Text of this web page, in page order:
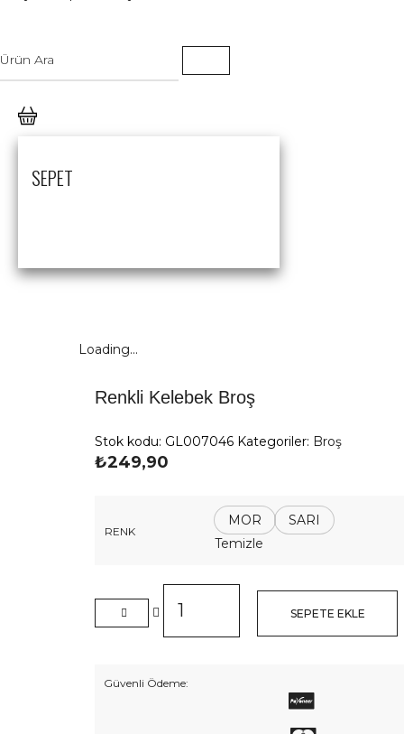
SEPET
Loading...
Renkli Kelebek Broş
Stok kodu: GL007046 Kategoriler: Broş
₺249,90
RENK
MOR
SARI
Temizle
Kelebek
Broş
SEPETE EKLE
Güvenli Ödeme: